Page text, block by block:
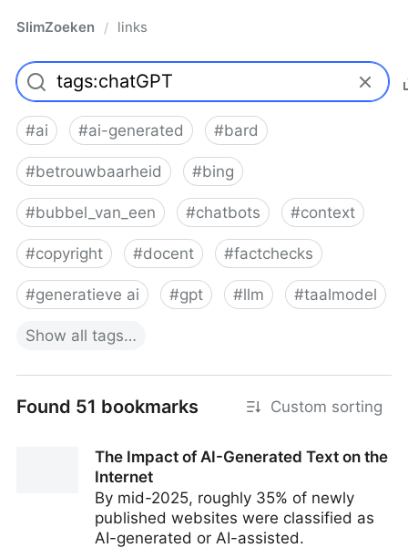
SlimZoeken / links
#ai #ai-generated #bard
#betrouwbaarheid #bing
#bubbel_van_een #chatbots #context
#copyright #docent #factchecks
#generatieve ai #gpt #llm #taalmodel
Show all tags…
Found 51 bookmarks Custom sorting
The Impact of AI-Generated Text on the
Internet
By mid-2025, roughly 35% of newly
published websites were classified as
AI-generated or AI-assisted.